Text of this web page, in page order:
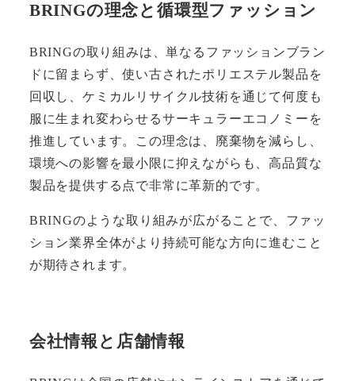
BRINGの理念と循環型ファッション
BRINGの取り組みは、単なるファッションブラン
ドに留まらず、使い古されたポリエステル製品を
回収し、ケミカルリサイクル技術を通じて何度も
服に生まれ変わらせるサーキュラーエコノミーを
推進しています。この理念は、廃棄物を減らし、
環境への影響を最小限に抑えながらも、高品質な
製品を提供する点で非常に革新的です。
BRINGのような取り組みが広がることで、ファッ
ション業界全体がより持続可能な方向に進むこと
が期待されます。
会社情報と店舗情報